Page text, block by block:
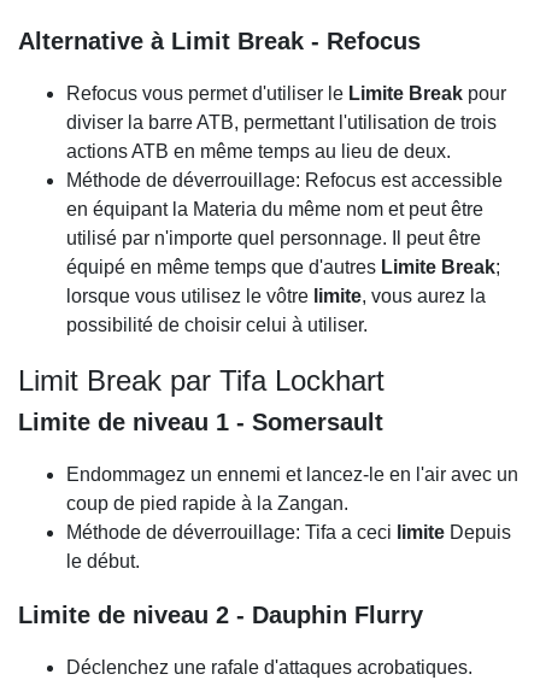
Alternative à Limit Break - Refocus
Refocus vous permet d'utiliser le Limite Break pour
diviser la barre ATB, permettant l'utilisation de trois
actions ATB en même temps au lieu de deux.
Méthode de déverrouillage: Refocus est accessible
en équipant la Materia du même nom et peut être
utilisé par n'importe quel personnage. Il peut être
équipé en même temps que d'autres Limite Break;
lorsque vous utilisez le vôtre limite, vous aurez la
possibilité de choisir celui à utiliser.
Limit Break par Tifa Lockhart
Limite de niveau 1 - Somersault
Endommagez un ennemi et lancez-le en l'air avec un
coup de pied rapide à la Zangan.
Méthode de déverrouillage: Tifa a ceci limite Depuis
le début.
Limite de niveau 2 - Dauphin Flurry
Déclenchez une rafale d'attaques acrobatiques.